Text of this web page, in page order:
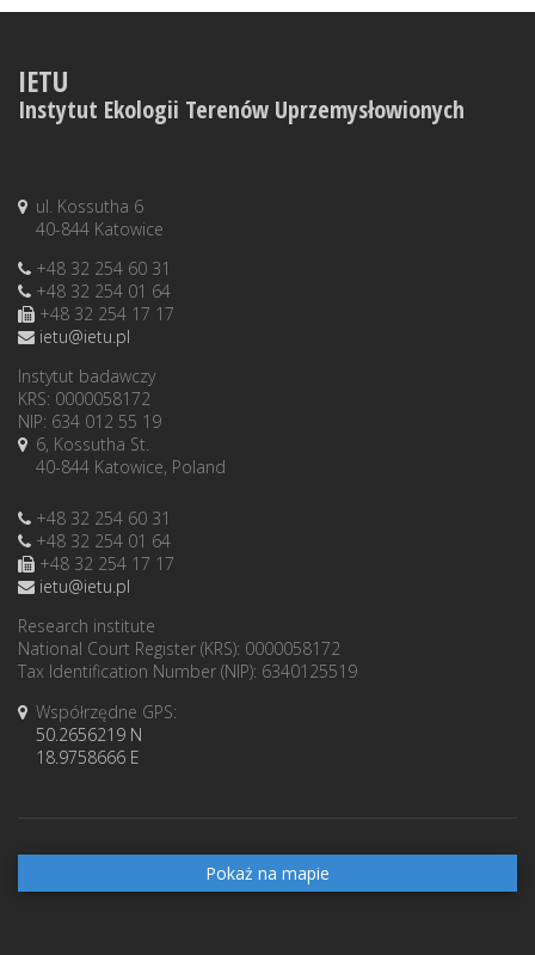
IETU
Instytut Ekologii Terenów Uprzemysłowionych
ul. Kossutha 6
40-844 Katowice
+48 32 254 60 31
+48 32 254 01 64
+48 32 254 17 17
ietu@ietu.pl
Instytut badawczy
KRS: 0000058172
NIP: 634 012 55 19
6, Kossutha St.
40-844 Katowice, Poland
+48 32 254 60 31
+48 32 254 01 64
+48 32 254 17 17
ietu@ietu.pl
Research institute
National Court Register (KRS): 0000058172
Tax Identification Number (NIP): 6340125519
Współrzędne GPS:
50.2656219 N
18.9758666 E
Pokaż na mapie